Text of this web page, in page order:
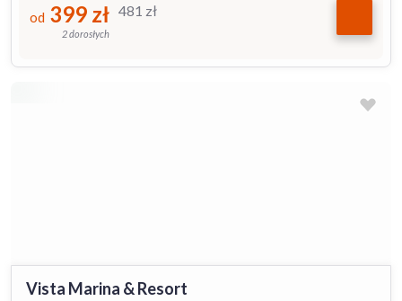
481 zł
od 399 zł
2 dorosłych
Vista Marina & Resort